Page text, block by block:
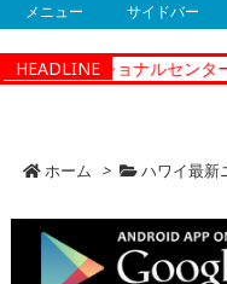
メニュー サイドバー
HEADLINE
ーコレクショナルセンター
ホーム > ハワイ最新